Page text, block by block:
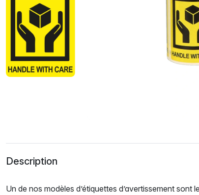
Description
Un de nos modèles d’étiquettes d’avertissement sont